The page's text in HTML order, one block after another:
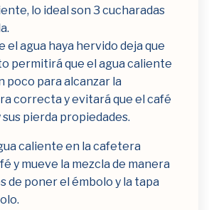
lo ideal son 3 cucharadas
el agua haya hervido deja que
permitirá que el agua caliente
poco para alcanzar la
correcta y evitará que el café
sus pierda propiedades.
caliente en la cafetera
y mueve la mezcla de manera
de poner el émbolo y la tapa